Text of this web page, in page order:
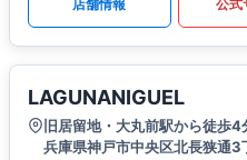
店舗情報 公式
LAGUNANIGUEL
旧居留地・大丸前駅から徒歩4
兵庫県神戸市中央区北長狭通